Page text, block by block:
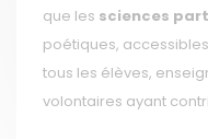
que les sciences
poétiques,
tous les élèves,
volontaires ayant